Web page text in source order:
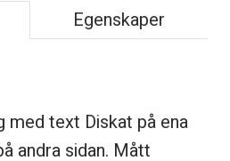
Egenskaper
med text Diskat på ena
andra sidan. Mått